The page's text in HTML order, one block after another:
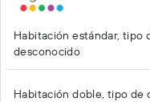
Habitación estándar, tipo
desconocido
Habitación doble, tipo de